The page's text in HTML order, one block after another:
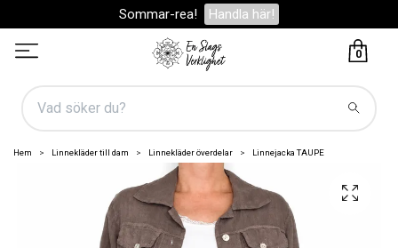
Sommar-rea! Handla här!
0
Hem Linnekläder till dam Linnekläder överdelar Linnejacka TAUPE